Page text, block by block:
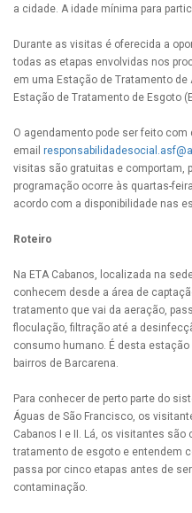
a cidade. A idade mínima para
Durante as visitas é oferecida a
todas as etapas envolvidas nos
em uma Estação de Tratamento de
Estação de Tratamento de Esgoto
O agendamento pode ser feito
email
visitas são gratuitas e comportam,
programação ocorre às quartas-
acordo com a disponibilidade nas
Roteiro
Na ETA Cabanos, localizada na
conhecem desde a área de
tratamento que vai da aeração,
floculação, filtração até a
consumo humano. É desta
bairros de Barcarena.
Para conhecer de perto parte do
Águas de São Francisco, os
Cabanos I e II. Lá, os visitantes
tratamento de esgoto e entendem
passa por cinco etapas antes de
contaminação.